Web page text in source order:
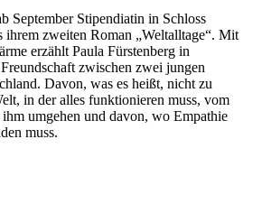
September Stipendiatin in Schloss
ihrem zweiten Roman „Weltalltage“. Mit
erzählt Paula Fürstenberg in
zwischen zwei jungen
Davon, was es heißt, nicht zu
in der alles funktionieren muss, vom
umgehen und davon, wo Empathie
muss.